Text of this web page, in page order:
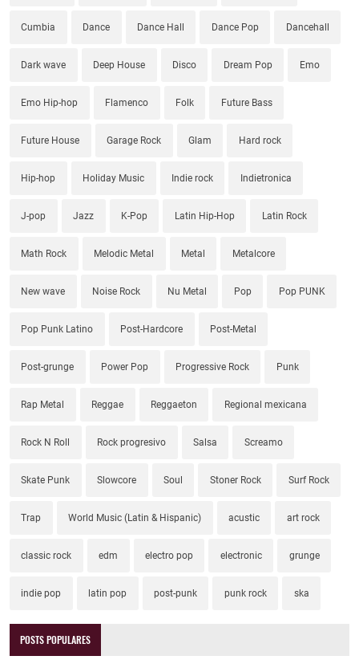
Cumbia Dance Dance Hall Dance Pop Dancehall
Dark wave Deep House Disco Dream Pop Emo
Emo Hip-hop Flamenco Folk Future Bass
Future House Garage Rock Glam Hard rock
Hip-hop Holiday Music Indie rock Indietronica
J-pop Jazz K-Pop Latin Hip-Hop Latin Rock
Math Rock Melodic Metal Metal Metalcore
New wave Noise Rock Nu Metal Pop Pop PUNK
Pop Punk Latino Post-Hardcore Post-Metal
Post-grunge Power Pop Progressive Rock Punk
Rap Metal Reggae Reggaeton Regional mexicana
Rock N Roll Rock progresivo Salsa Screamo
Skate Punk Slowcore Soul Stoner Rock Surf Rock
Trap World Music (Latin & Hispanic) acustic art rock
classic rock edm electro pop electronic grunge
indie pop latin pop post-punk punk rock ska
POSTS POPULARES